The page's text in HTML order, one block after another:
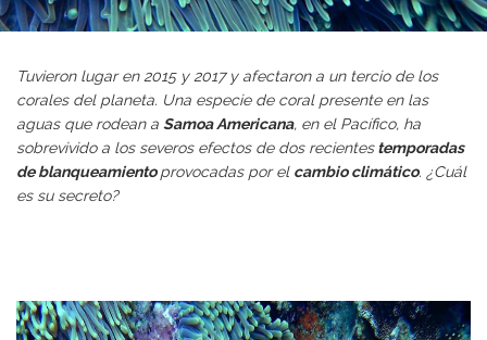
Tuvieron lugar en 2015 y 2017 y afectaron a un tercio de los
corales del planeta. Una especie de coral presente en las
aguas que rodean a Samoa Americana, en el Pacífico, ha
sobrevivido a los severos efectos de dos recientestemporadas
de blanqueamientoprovocadas por el cambio climático. ¿Cuál
es su secreto?